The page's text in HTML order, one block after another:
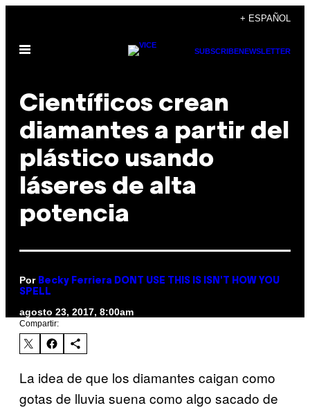
contenido
+ ESPAÑOL
Abrir
SUBSCRIBENEWSLETTER
Científicos crean
diamantes a partir del
plástico usando
láseres de alta
potencia
Por Becky Ferriera DONT USE THIS IS ISN'T HOW YOU
SPELL
agosto 23, 2017, 8:00am
Compartir:
La idea de que los diamantes caigan como
gotas de lluvia suena como algo sacado de